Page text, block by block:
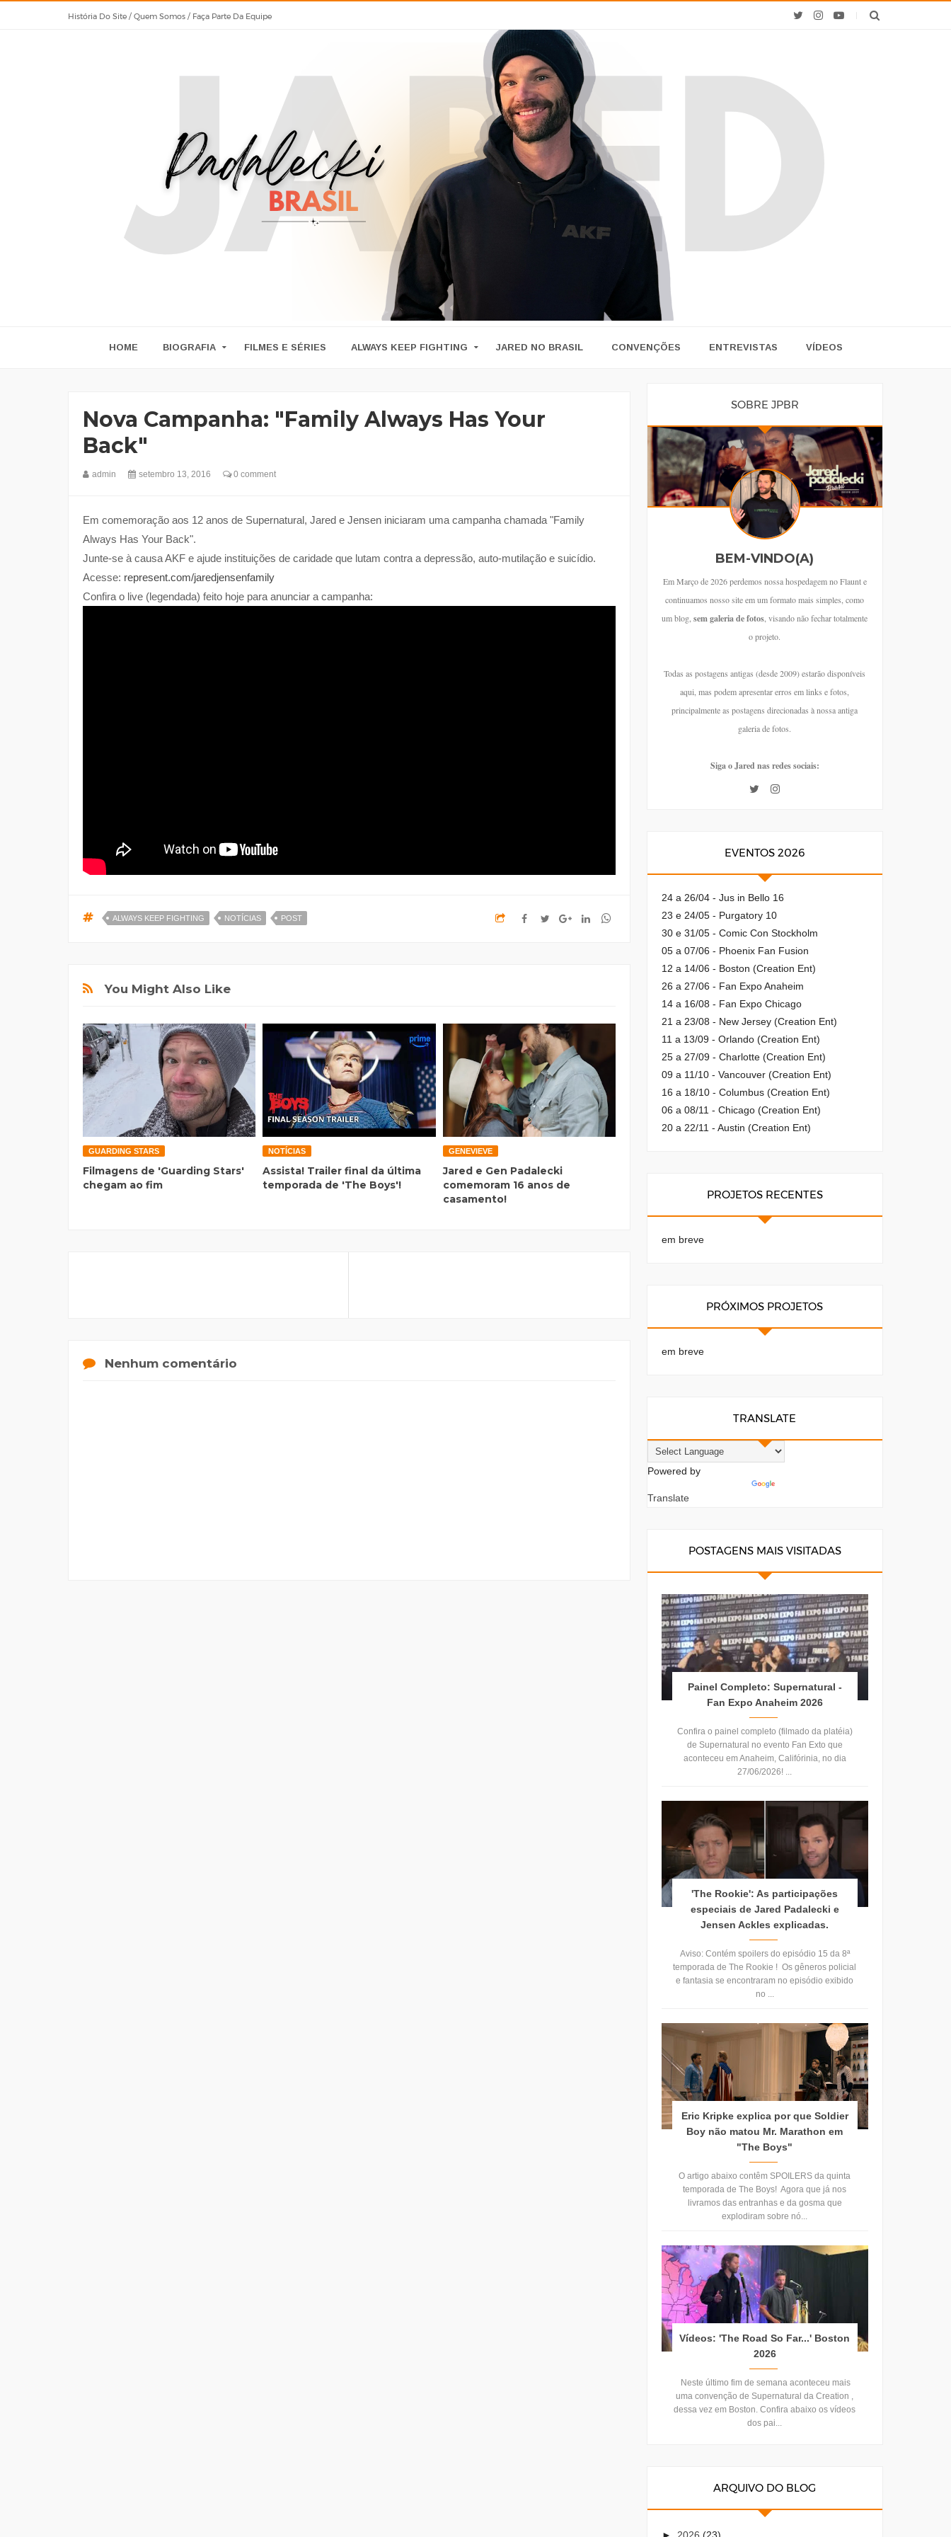
História Do Site / Quem Somos / Faça Parte Da Equipe
HOME BIOGRAFIA FILMES E SÉRIES ALWAYS KEEP FIGHTING JARED NO BRASIL CONVENÇÕES ENTREVISTAS VÍDEOS
Nova Campanha: "Family Always Has Your
Back"
admin setembro 13, 2016 0 comment
Em comemoração aos 12 anos de Supernatural, Jared e Jensen iniciaram uma campanha chamada "Family
Always Has Your Back".
Junte-se à causa AKF e ajude instituições de caridade que lutam contra a depressão, auto-mutilação e suicídio.
Acesse: represent.com/jaredjensenfamily
Confira o live (legendada) feito hoje para anunciar a campanha:
ALWAYS KEEP FIGHTING NOTÍCIAS POST
You Might Also Like
GUARDING STARS
Filmagens de 'Guarding Stars'
chegam ao fim
NOTÍCIAS
Assista! Trailer final da última
temporada de 'The Boys'!
GENEVIEVE
Jared e Gen Padalecki
comemoram 16 anos de
casamento!
Nenhum comentário
SOBRE JPBR
BEM-VINDO(A)
Em Março de 2026 perdemos nossa hospedagem no Flaunt e
continuamos nosso site em um formato mais simples, como
um blog,sem galeria de fotos, visando não fechar totalmente
o projeto.
Todas as postagens antigas (desde 2009) estarão disponíveis
aqui, mas podem apresentar erros em links e fotos,
principalmente as postagens direcionadas à nossa antiga
galeria de fotos.
Siga o Jared nas redes sociais:
EVENTOS 2026
24 a 26/04 - Jus in Bello 16
23 e 24/05 - Purgatory 10
30 e 31/05 - Comic Con Stockholm
05 a 07/06 - Phoenix Fan Fusion
12 a 14/06 - Boston (Creation Ent)
26 a 27/06 - Fan Expo Anaheim
14 a 16/08 - Fan Expo Chicago
21 a 23/08 - New Jersey (Creation Ent)
11 a 13/09 - Orlando (Creation Ent)
25 a 27/09 - Charlotte (Creation Ent)
09 a 11/10 - Vancouver (Creation Ent)
16 a 18/10 - Columbus (Creation Ent)
06 a 08/11 - Chicago (Creation Ent)
20 a 22/11 - Austin (Creation Ent)
PROJETOS RECENTES
em breve
PRÓXIMOS PROJETOS
em breve
TRANSLATE
Powered by
Translate
POSTAGENS MAIS VISITADAS
Painel Completo: Supernatural -
Fan Expo Anaheim 2026
Confira o painel completo (filmado da platéia)
de Supernatural no evento Fan Exto que
aconteceu em Anaheim, Califórinia, no dia
27/06/2026! ...
'The Rookie': As participações
especiais de Jared Padalecki e
Jensen Ackles explicadas.
Aviso: Contém spoilers do episódio 15 da 8ª
temporada de The Rookie ! Os gêneros policial
e fantasia se encontraram no episódio exibido
no ...
Eric Kripke explica por que Soldier
Boy não matou Mr. Marathon em
"The Boys"
O artigo abaixo contêm SPOILERS da quinta
temporada de The Boys! Agora que já nos
livramos das entranhas e da gosma que
explodiram sobre nó...
Vídeos: 'The Road So Far...' Boston
2026
Neste último fim de semana aconteceu mais
uma convenção de Supernatural da Creation ,
dessa vez em Boston. Confira abaixo os vídeos
dos pai...
ARQUIVO DO BLOG
► 2026 (23)